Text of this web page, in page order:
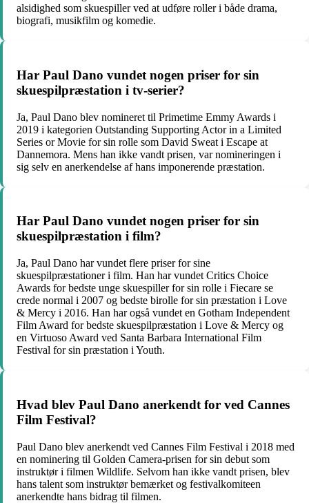
alsidighed som skuespiller ved at udføre roller i både drama,
biografi, musikfilm og komedie.
Har Paul Dano vundet nogen priser for sin
skuespilpræstation i tv-serier?
Ja, Paul Dano blev nomineret til Primetime Emmy Awards i
2019 i kategorien Outstanding Supporting Actor in a Limited
Series or Movie for sin rolle som David Sweat i Escape at
Dannemora. Mens han ikke vandt prisen, var nomineringen i
sig selv en anerkendelse af hans imponerende præstation.
Har Paul Dano vundet nogen priser for sin
skuespilpræstation i film?
Ja, Paul Dano har vundet flere priser for sine
skuespilpræstationer i film. Han har vundet Critics Choice
Awards for bedste unge skuespiller for sin rolle i Fiecare se
crede normal i 2007 og bedste birolle for sin præstation i Love
& Mercy i 2016. Han har også vundet en Gotham Independent
Film Award for bedste skuespilpræstation i Love & Mercy og
en Virtuoso Award ved Santa Barbara International Film
Festival for sin præstation i Youth.
Hvad blev Paul Dano anerkendt for ved Cannes
Film Festival?
Paul Dano blev anerkendt ved Cannes Film Festival i 2018 med
en nominering til Golden Camera-prisen for sin debut som
instruktør i filmen Wildlife. Selvom han ikke vandt prisen, blev
hans talent som instruktør bemærket og festivalkomiteen
anerkendte hans bidrag til filmen.